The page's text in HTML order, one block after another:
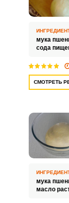
мука
сода
СМОТРЕТЬ
мука
масло